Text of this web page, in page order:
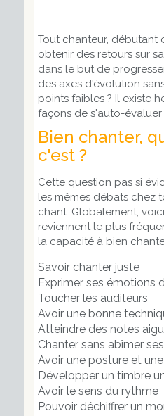
Tout chanteur, débutant
obtenir des retours sur
dans le but de
des axes d'évolution
points faibles ? Il existe
façons de s'auto-
Bien chanter,
c'est ?
Cette question pas si
les mêmes débats chez
chant. Globalement,
reviennent le plus
la capacité à bien
Savoir chanter juste
Exprimer ses émotions
Toucher les auditeurs
Avoir une bonne
Atteindre des notes
Chanter sans abîmer
Avoir une posture et
Développer un timbre
Avoir le sens du rythme
Pouvoir déchiffrer un